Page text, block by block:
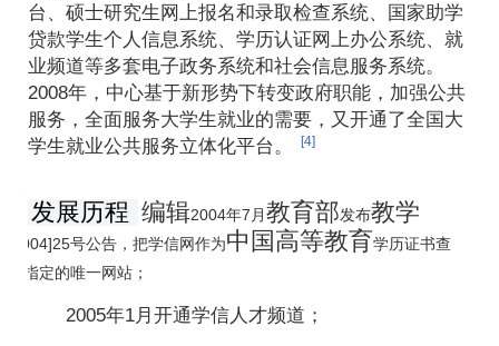
台、硕士研究生网上报名和录取检查系统、国家助学
贷款学生个人信息系统、学历认证网上办公系统、就
业频道等多套电子政务系统和社会信息服务系统。
2008年，中心基于新形势下转变政府职能，加强公共
服务，全面服务大学生就业的需要，又开通了全国大
学生就业公共服务立体化平台。
[4]
发展历程 编辑2004年7月教育部发布教学
[2004]25号公告，把学信网作为中国高等教育学历证书查
询指定的唯一网站；
2005年1月开通学信人才频道；